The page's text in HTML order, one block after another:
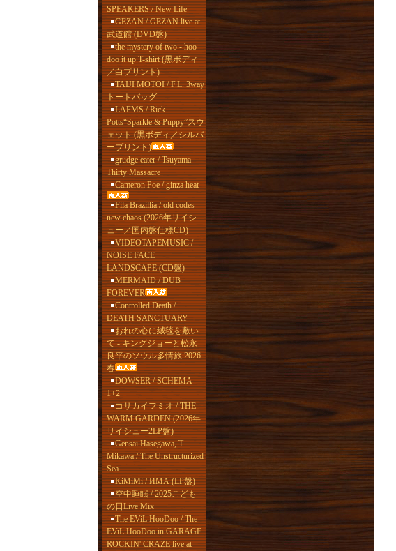
SPEAKERS / New Life
GEZAN / GEZAN live at
武道館 (DVD盤)
the mystery of two - hoo
doo it up T-shirt (黒ボディ
／白プリント)
TAIJI MOTOI / F.L. 3way
トートバッグ
LAFMS / Rick
Potts“Sparkle & Puppy”スウ
ェット (黒ボディ／シルバ
ープリント)
grudge eater / Tsuyama
Thirty Massacre
Cameron Poe / ginza heat
Fila Brazillia / old codes
new chaos (2026年リイシ
ュー／国内盤仕様CD)
VIDEOTAPEMUSIC /
NOISE FACE
LANDSCAPE (CD盤)
MERMAID / DUB
FOREVER
Controlled Death /
DEATH SANCTUARY
おれの心に絨毯を敷い
て - キングジョーと松永
良平のソウル多情旅 2026
春
DOWSER / SCHEMA
1+2
コサカイフミオ / THE
WARM GARDEN (2026年
リイシュー2LP盤)
Gensai Hasegawa, T.
Mikawa / The Unstructurized
Sea
KiMiMi / ИМА (LP盤)
空中睡眠 / 2025こども
の日Live Mix
The EViL HooDoo / The
EViL HooDoo in GARAGE
ROCKIN' CRAZE live at